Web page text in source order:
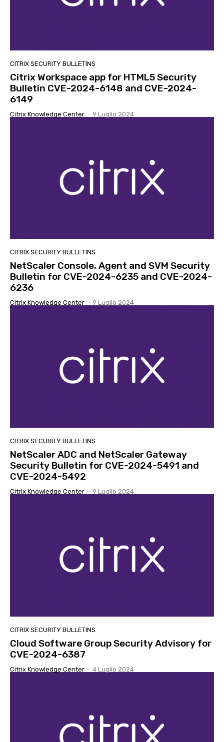
CITRIX SECURITY BULLETINS
Citrix Workspace app for HTML5 Security
Bulletin CVE-2024-6148 and CVE-2024-
6149
Citrix Knowledge Center - 9 Luglio 2024
CITRIX SECURITY BULLETINS
NetScaler Console, Agent and SVM Security
Bulletin for CVE-2024-6235 and CVE-2024-
6236
Citrix Knowledge Center - 9 Luglio 2024
CITRIX SECURITY BULLETINS
NetScaler ADC and NetScaler Gateway
Security Bulletin for CVE-2024-5491 and
CVE-2024-5492
Citrix Knowledge Center - 9 Luglio 2024
CITRIX SECURITY BULLETINS
Cloud Software Group Security Advisory for
CVE-2024-6387
Citrix Knowledge Center - 4 Luglio 2024